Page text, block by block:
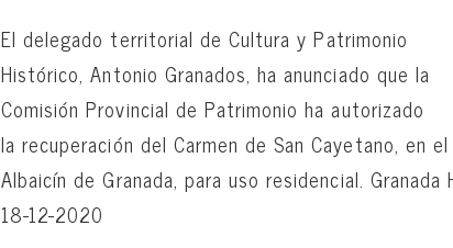
El delegado territorial de Cultura y Patrimonio
Histórico, Antonio Granados, ha anunciado que la
Comisión Provincial de Patrimonio ha autorizado
la recuperación del Carmen de San Cayetano, en el
Albaicín de Granada, para uso residencial. Granada
18-12-2020